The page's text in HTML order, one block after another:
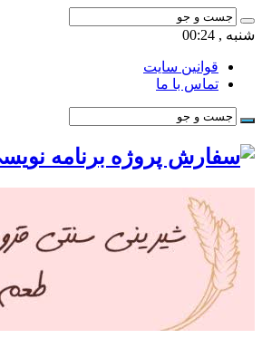
شنبه , 00:24
قوانین سایت
تماس با ما